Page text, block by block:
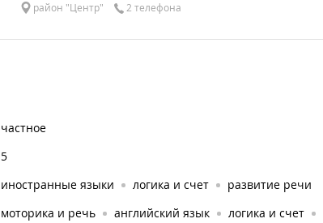
район "Центр" 2 телефона
частное
5
иностранные языки логика и счет
развитие речи
моторика и речь английский язык логика и счет